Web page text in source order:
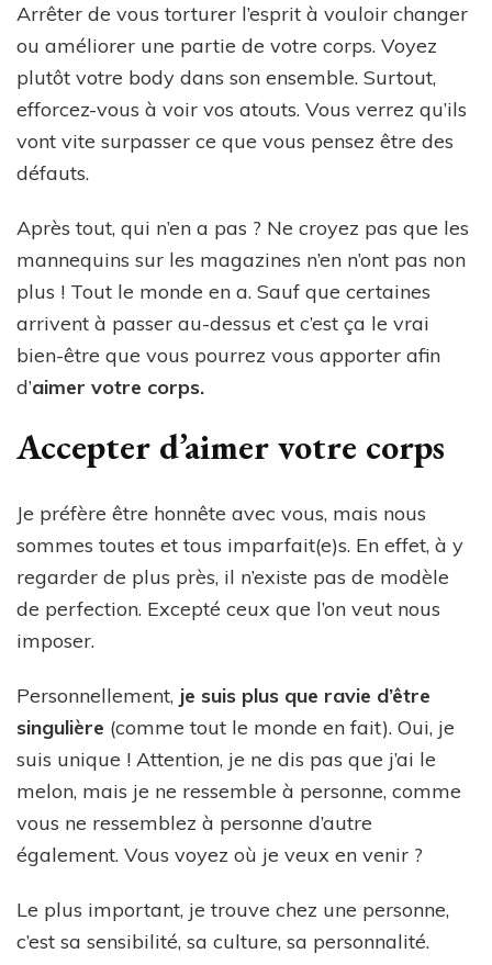
Arrêter de vous torturer l’esprit à vouloir changer
ou améliorer une partie de votre corps. Voyez
plutôt votre body dans son ensemble. Surtout,
efforcez-vous à voir vos atouts. Vous verrez qu’ils
vont vite surpasser ce que vous pensez être des
défauts.
Après tout, qui n’en a pas ? Ne croyez pas que les
mannequins sur les magazines n’en n’ont pas non
plus ! Tout le monde en a. Sauf que certaines
arrivent à passer au-dessus et c’est ça le vrai
bien-être que vous pourrez vous apporter afin
d’aimer votre corps.
Accepter d’aimer votre corps
Je préfère être honnête avec vous, mais nous
sommes toutes et tous imparfait(e)s. En effet, à y
regarder de plus près, il n’existe pas de modèle
de perfection. Excepté ceux que l’on veut nous
imposer.
Personnellement, je suis plus que ravie d’être
singulière (comme tout le monde en fait). Oui, je
suis unique ! Attention, je ne dis pas que j’ai le
melon, mais je ne ressemble à personne, comme
vous ne ressemblez à personne d’autre
également. Vous voyez où je veux en venir ?
Le plus important, je trouve chez une personne,
c’est sa sensibilité, sa culture, sa personnalité.